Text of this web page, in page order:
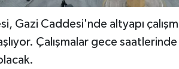
Gazi Caddesi'nde altyapı
Çalışmalar gece